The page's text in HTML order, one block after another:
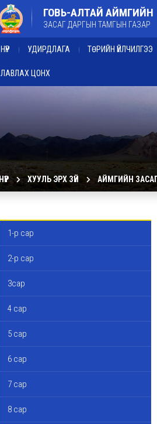
ГОВЬ-АЛТАЙ АЙМГИЙН
ЗАСАГ ДАРГЫН ТАМГЫН ГАЗАР
НҮҮР УДИРДЛАГА ТӨРИЙН ҮЙЛЧИЛГЭЭ
ЛАВЛАХ ЦОНХ
НҮҮР ХУУЛЬ ЭРХ ЗҮЙ АЙМГИЙН
1-р сар
2-р сар
3сар
4 сар
5 сар
6 сар
7 сар
8 сар